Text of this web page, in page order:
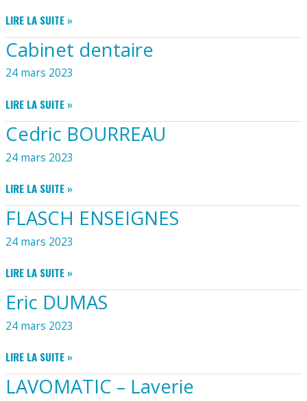
MENUISERIE
NICOLAS
POIRIER
LIRE LA SUITE »
Cabinet dentaire
24 mars 2023
CABINET
DENTAIRE
LIRE LA SUITE »
Cedric BOURREAU
24 mars 2023
CEDRIC
BOURREAU
LIRE LA SUITE »
FLASCH ENSEIGNES
24 mars 2023
FLASCH
ENSEIGNES
LIRE LA SUITE »
Eric DUMAS
24 mars 2023
ERIC
DUMAS
LIRE LA SUITE »
LAVOMATIC – Laverie